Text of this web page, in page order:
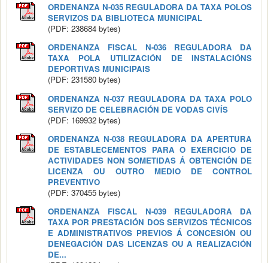
ORDENANZA N-035 REGULADORA DA TAXA POLOS
SERVIZOS DA BIBLIOTECA MUNICIPAL
(PDF: 238684 bytes)
ORDENANZA FISCAL N-036 REGULADORA DA
TAXA POLA UTILIZACIÓN DE INSTALACIÓNS
DEPORTIVAS MUNICIPAIS
(PDF: 231580 bytes)
ORDENANZA N-037 REGULADORA DA TAXA POLO
SERVIZO DE CELEBRACIÓN DE VODAS CIVÍS
(PDF: 169932 bytes)
ORDENANZA N-038 REGULADORA DA APERTURA
DE ESTABLECEMENTOS PARA O EXERCICIO DE
ACTIVIDADES NON SOMETIDAS Á OBTENCIÓN DE
LICENZA OU OUTRO MEDIO DE CONTROL
PREVENTIVO
(PDF: 370455 bytes)
ORDENANZA FISCAL N-039 REGULADORA DA
TAXA POR PRESTACIÓN DOS SERVIZOS TÉCNICOS
E ADMINISTRATIVOS PREVIOS Á CONCESIÓN OU
DENEGACIÓN DAS LICENZAS OU A REALIZACIÓN
DE...